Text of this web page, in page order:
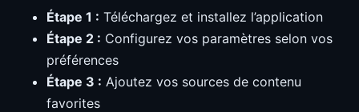
Étape 1 : Téléchargez et installez l’application
Étape 2 : Configurez vos paramètres selon vos
préférences
Étape 3 : Ajoutez vos sources de contenu
favorites